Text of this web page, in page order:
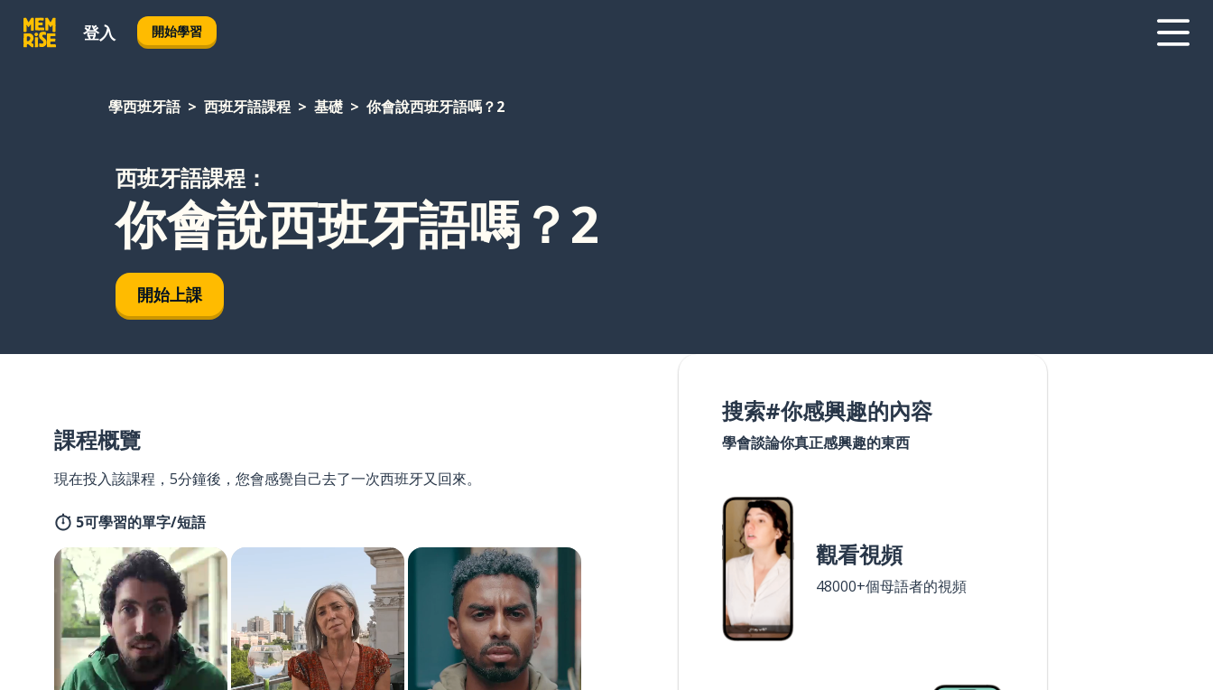
登入 開始學習
學西班牙語 西班牙語課程 基礎 你會說西班牙語嗎？2
西班牙語課程：
你會說西班牙語嗎？2
開始上課
課程概覽
現在投入該課程，5分鐘後，您會感覺自己去了一次西班牙又回來。
5可學習的單字/短語
搜索#你感興趣的內容
學會談論你真正感興趣的東西
觀看視頻
48000+個母語者的視頻